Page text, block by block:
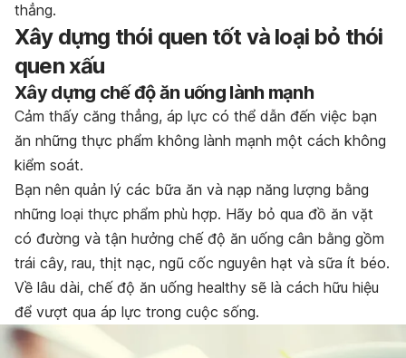
thẳng.
Xây dựng thói quen tốt và loại bỏ thói
quen xấu
Xây dựng chế độ ăn uống lành mạnh
Cảm thấy căng thẳng, áp lực có thể dẫn đến việc bạn
ăn những thực phẩm không lành mạnh một cách không
kiểm soát.
Bạn nên quản lý các bữa ăn và nạp năng lượng bằng
những loại thực phẩm phù hợp. Hãy bỏ qua đồ ăn vặt
có đường và tận hưởng chế độ ăn uống cân bằng gồm
trái cây, rau, thịt nạc, ngũ cốc nguyên hạt và sữa ít béo.
Về lâu dài, chế độ ăn uống healthy sẽ là cách hữu hiệu
để vượt qua áp lực trong cuộc sống.